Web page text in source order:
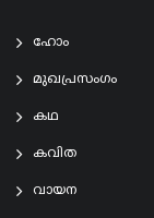
ഹോം
മുഖപ്രസംഗം
കഥ
കവിത
വായന